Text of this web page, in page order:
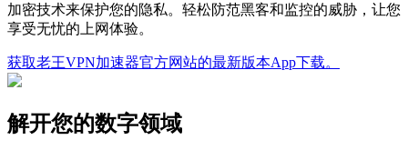
加密技术来保护您的隐私。轻松防范黑客和监控的威胁，让您
享受无忧的上网体验。
获取老王VPN加速器官方网站的最新版本App下载。
解开您的数字领域